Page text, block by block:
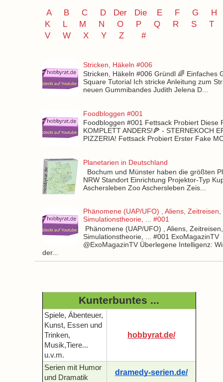
A B C D Der Die E F G
H
K
L M N O P Q R S
T
V
W X Y Z #
Stricken, Häkeln #006
Stricken, Häkeln #006 Gründl 🌈 Einfaches
Square Tutorial Ich stricke Anleitung zum
neuen Gummibandes Judith Jelena D...
Foodbloggen #001
Foodbloggen #001 Fettsack Probiert Diese
KOMPLETT ANDERS!🍕 - STERNEKOCH
PIZZERIA! Fettsack Probiert Erster Fake
Planetarien in Deutschland
Bochum und Münster haben die größten
NRW Standort Einrichtung Projektor-Typ
Aschersleben Zoo Aschersleben Zeis...
Phänomene (UAP/UFO) , Aliens, Zeitreisen,
Simulationstheorie, ... #001
Phänomene (UAP/UFO) , Aliens, Zeitreisen,
Simulationstheorie, ... #001 ExoMagazinTV
@ExoMagazinTV Überlegene Intelligenz:
der...
Kunterbuntes ...
Spiele, Ábenteuer,
Kunst, Essen und
Trinken,
Musik,Tiere...
u.v.m.
hobbyrat.de/
Serien mit Humor
und Dramatik
dramedy-serien.de/